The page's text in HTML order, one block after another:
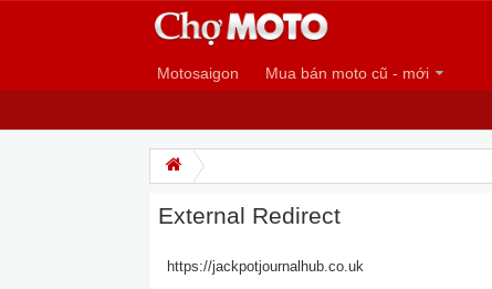
Motosaigon Mua bán moto cũ - mới
External Redirect
https://jackpotjournalhub.co.uk